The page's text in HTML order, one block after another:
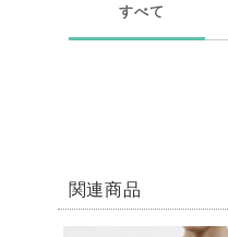
すべて
関連商品